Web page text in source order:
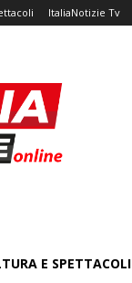
ItaliaNotizie Tv
E SPETTACOLI